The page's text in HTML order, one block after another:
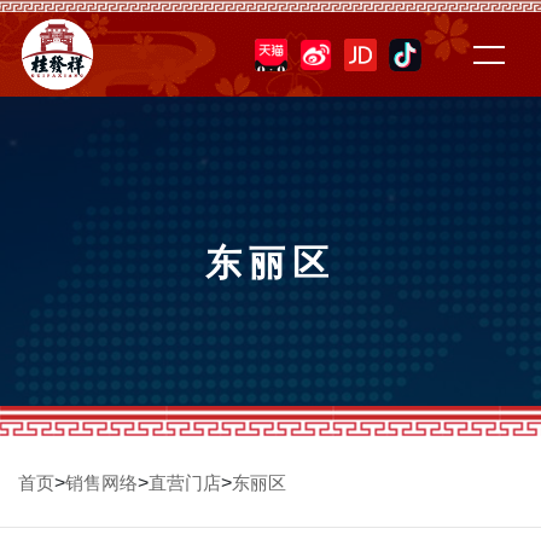
东丽区
首页>销售网络>直营门店>东丽区